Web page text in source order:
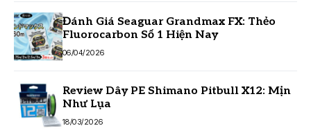
Đánh Giá Seaguar Grandmax FX: Thẻo
Fluorocarbon Số 1 Hiện Nay
06/04/2026
Review Dây PE Shimano Pitbull X12: Mịn
Như Lụa
18/03/2026